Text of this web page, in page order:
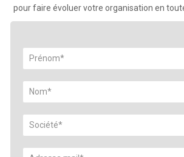
pour faire évoluer votre organisation en